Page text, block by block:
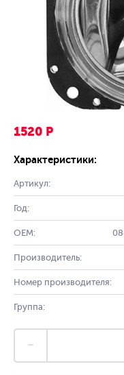
1520 Р
Характеристики:
Артикул:
Год:
OEM:
Производитель:
Номер производителя:
Группа: